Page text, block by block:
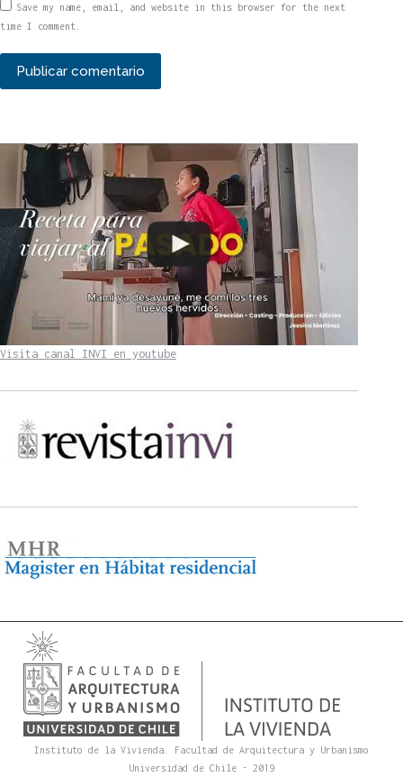
Save my name, email, and website in this browser for the next
time I comment.
Publicar comentario
Visita canal INVI en youtube
Instituto de la Vivienda. Facultad de Arquitectura y Urbanismo
Universidad de Chile - 2019